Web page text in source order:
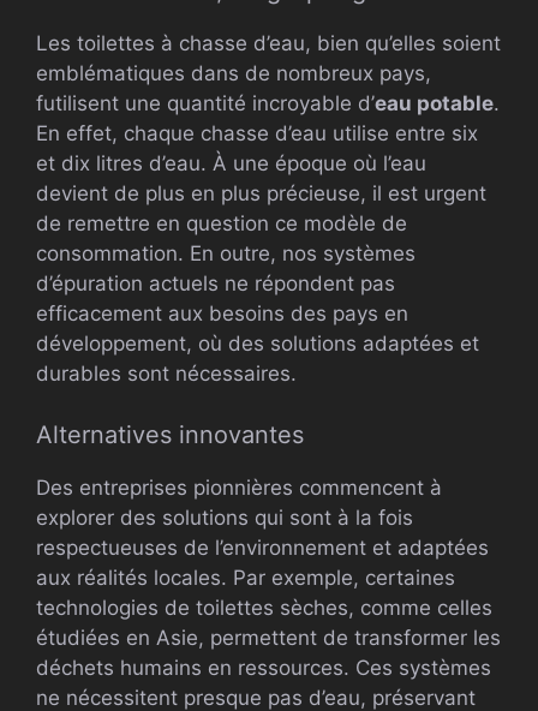
Les toilettes à chasse d’eau, bien qu’elles soient
emblématiques dans de nombreux pays,
futilisent une quantité incroyable d’eau potable.
En effet, chaque chasse d’eau utilise entre six
et dix litres d’eau. À une époque où l’eau
devient de plus en plus précieuse, il est urgent
de remettre en question ce modèle de
consommation. En outre, nos systèmes
d’épuration actuels ne répondent pas
efficacement aux besoins des pays en
développement, où des solutions adaptées et
durables sont nécessaires.
Alternatives innovantes
Des entreprises pionnières commencent à
explorer des solutions qui sont à la fois
respectueuses de l’environnement et adaptées
aux réalités locales. Par exemple, certaines
technologies de toilettes sèches, comme celles
étudiées en Asie, permettent de transformer les
déchets humains en ressources. Ces systèmes
ne nécessitent presque pas d’eau, préservant